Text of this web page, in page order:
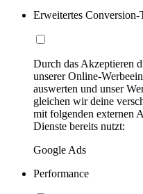
Erweitertes Conversion-
Durch das Akzeptieren
unserer Online-
auswerten und unser
gleichen wir deine
mit folgenden externen
Dienste bereits nutzt:
Google Ads
Performance